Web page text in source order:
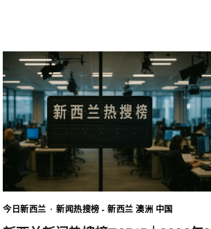
今日新西兰 新闻热搜榜 - 新西兰 澳洲 中国